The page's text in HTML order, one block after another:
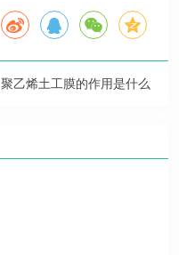
聚乙烯土工膜的作用是什么